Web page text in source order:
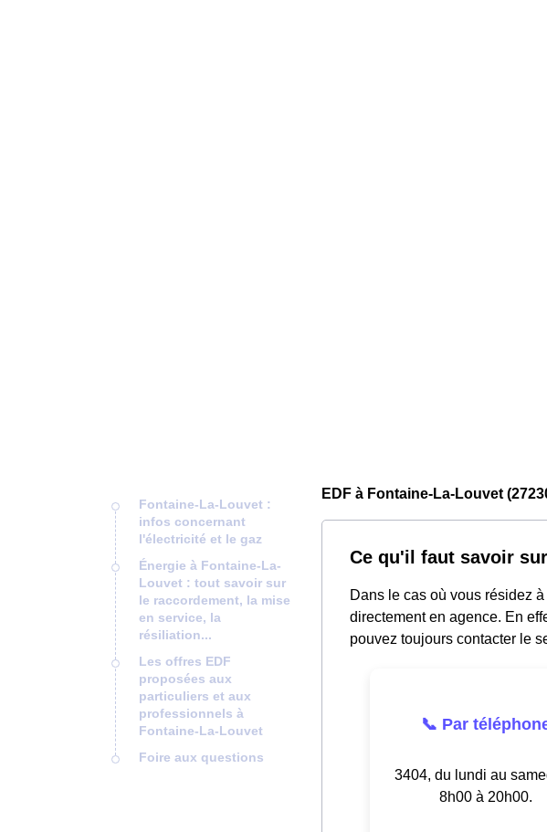
Fontaine-La-Louvet :
infos concernant
l'électricité et le gaz
Énergie à Fontaine-La-
Louvet : tout savoir sur
le raccordement, la mise
en service, la
résiliation...
Les offres EDF
proposées aux
particuliers et aux
professionnels à
Fontaine-La-Louvet
Foire aux questions
EDF à Fontaine-La-Louvet
Ce qu'il faut savoir
Dans le cas où vous résidez
directement en agence. En
pouvez toujours contacter le
📞 Par
3404, du lundi au
8h00 à 20h00.